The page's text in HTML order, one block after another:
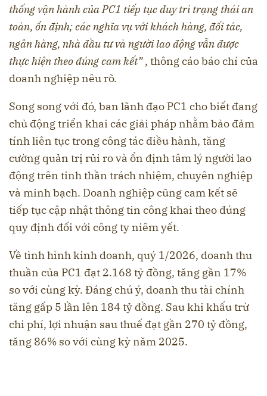
thống vận hành của PC1 tiếp tục duy trì trạng thái an
toàn, ổn định; các nghĩa vụ với khách hàng, đối tác,
ngân hàng, nhà đầu tư và người lao động vẫn được
thực hiện theo đúng cam kết”, thông cáo báo chí của
doanh nghiệp nêu rõ.
Song song với đó, ban lãnh đạo PC1 cho biết đang
chủ động triển khai các giải pháp nhằm bảo đảm
tính liên tục trong công tác điều hành, tăng
cường quản trị rủi ro và ổn định tâm lý người lao
động trên tinh thần trách nhiệm, chuyên nghiệp
và minh bạch. Doanh nghiệp cũng cam kết sẽ
tiếp tục cập nhật thông tin công khai theo đúng
quy định đối với công ty niêm yết.
Về tình hình kinh doanh, quý 1/2026, doanh thu
thuần của PC1 đạt 2.168 tỷ đồng, tăng gần 17%
so với cùng kỳ. Đáng chú ý, doanh thu tài chính
tăng gấp 5 lần lên 184 tỷ đồng. Sau khi khấu trừ
chi phí, lợi nhuận sau thuế đạt gần 270 tỷ đồng,
tăng 86% so với cùng kỳ năm 2025.